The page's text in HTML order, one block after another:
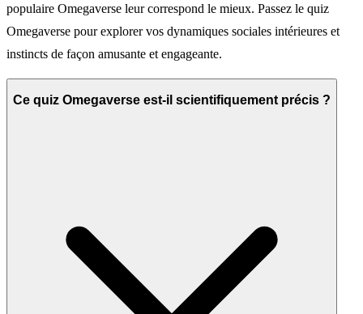
populaire Omegaverse leur correspond le mieux. Passez le quiz
Omegaverse pour explorer vos dynamiques sociales intérieures et
instincts de façon amusante et engageante.
Ce quiz Omegaverse est-il scientifiquement précis ?